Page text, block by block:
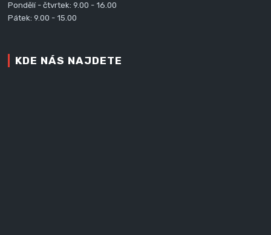
Pondělí - čtvrtek: 9.00 - 16.00
Pátek: 9.00 - 15.00
KDE NÁS NAJDETE